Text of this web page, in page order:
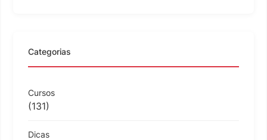
Categorias
Cursos
(131)
Dicas